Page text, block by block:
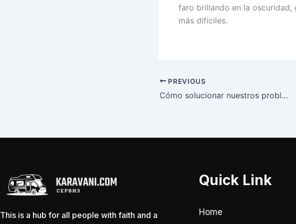
faro brillando en la oscuridad,
más difíciles.
PREVIOUS
Cómo solucionar nuestros problemas humanos : [E-Book, EPUB]
This is a hub for all people with faith and a
Quick Link
Home